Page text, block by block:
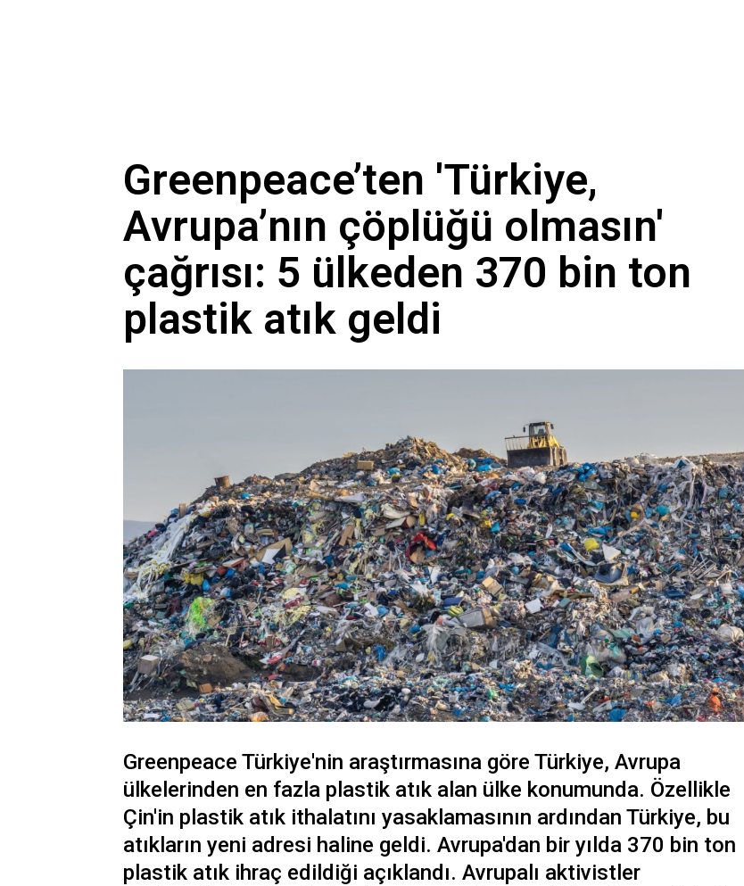
Greenpeace’ten 'Türkiye,
Avrupa’nın çöplüğü olmasın'
çağrısı: 5 ülkeden 370 bin ton
plastik atık geldi
Greenpeace Türkiye'nin araştırmasına göre Türkiye, Avrupa
ülkelerinden en fazla plastik atık alan ülke konumunda. Özellikle
Çin'in plastik atık ithalatını yasaklamasının ardından Türkiye, bu
atıkların yeni adresi haline geldi. Avrupa'dan bir yılda 370 bin ton
plastik atık ihraç edildiği açıklandı. Avrupalı aktivistler